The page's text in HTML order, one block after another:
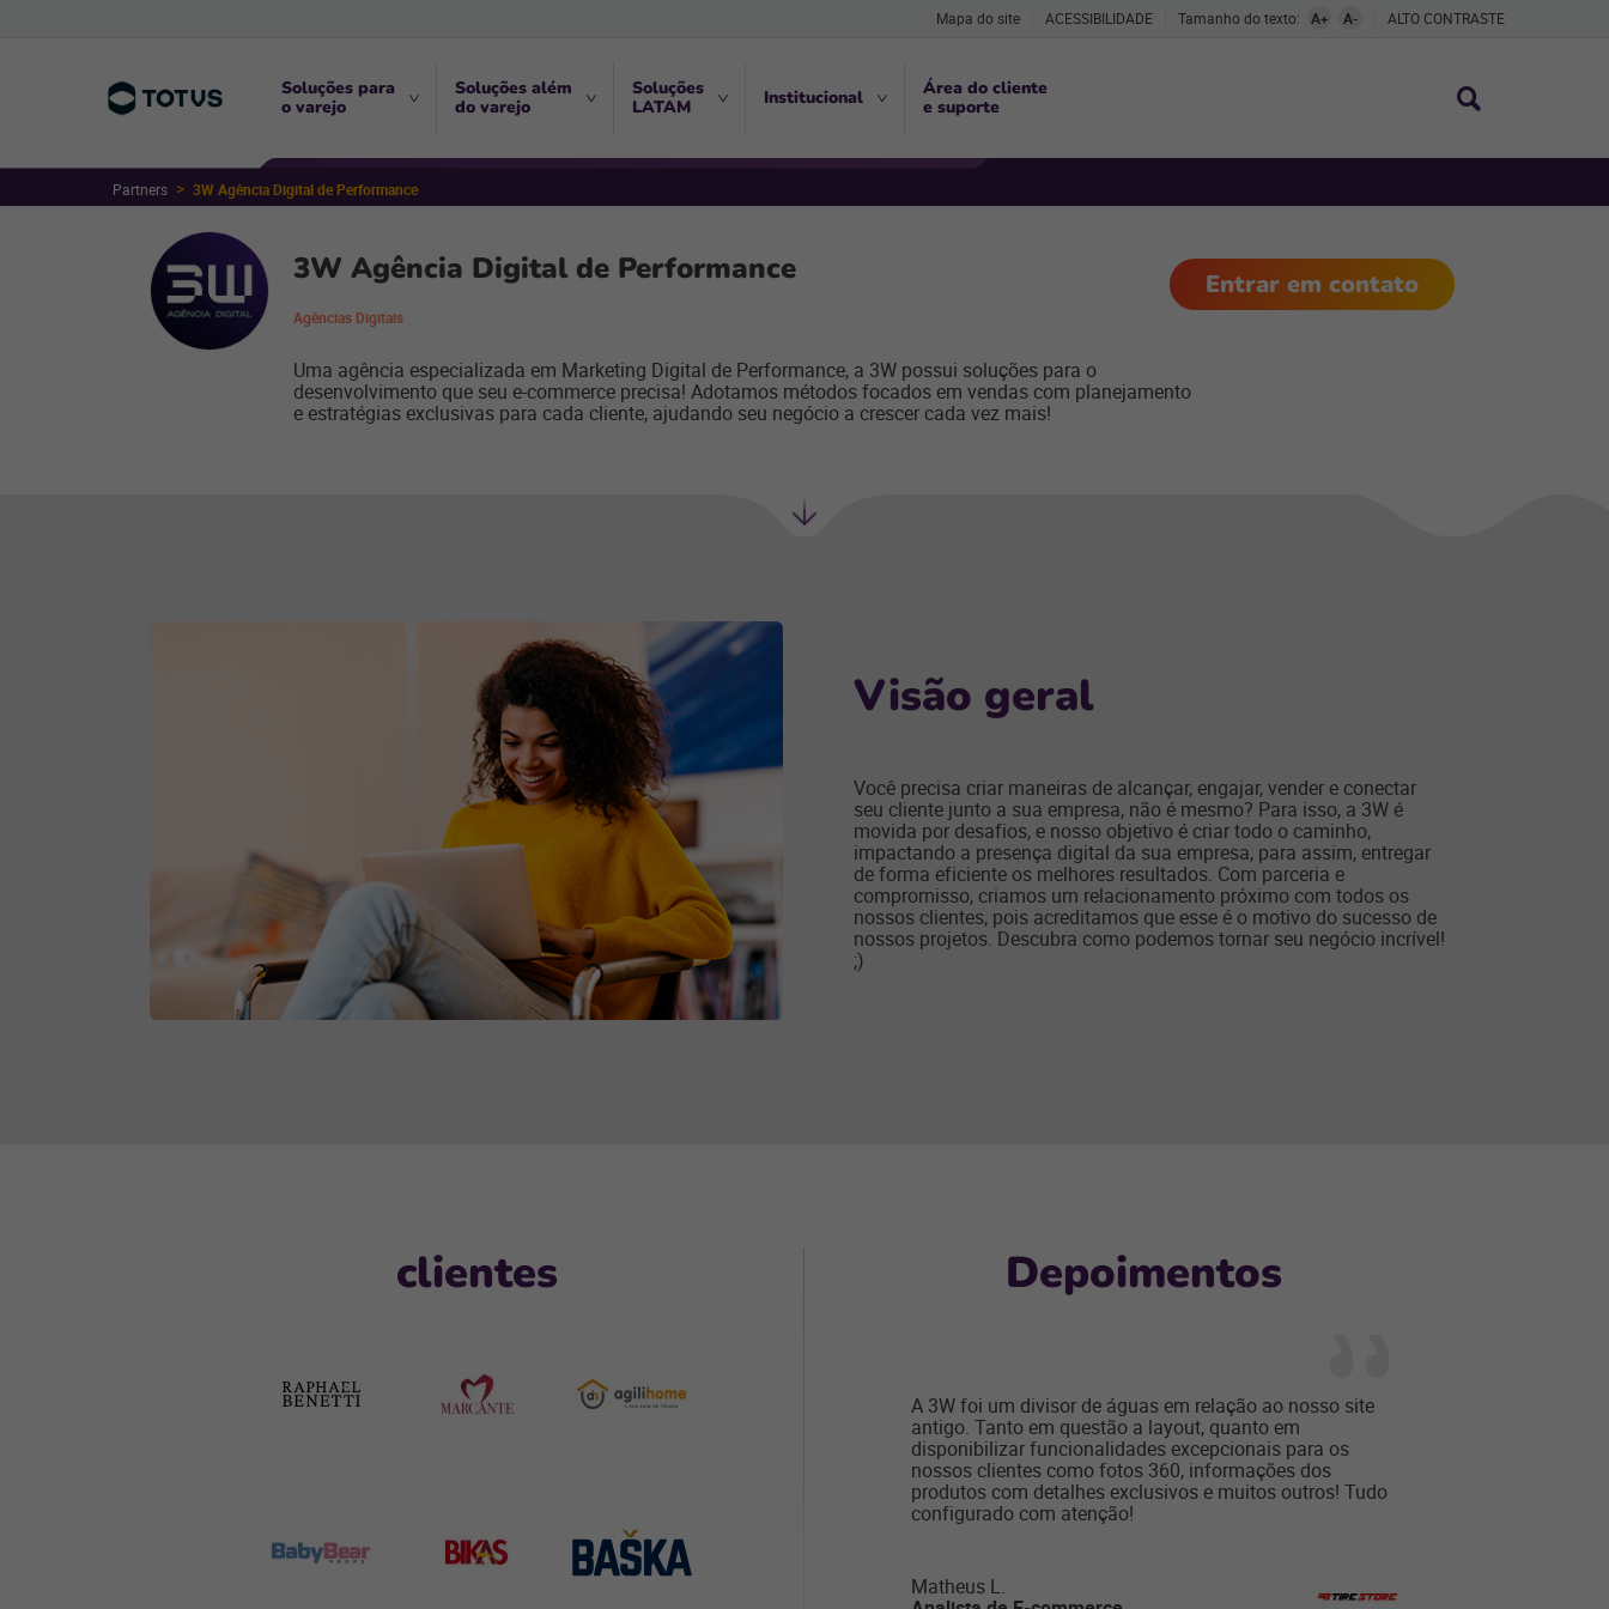
Mapa do site ACESSIBILIDADE Tamanho do texto: A+ A- ALTO CONTRASTE
Soluções para
o varejo
Soluções além
do varejo
Soluções
LATAM
Institucional
Área do cliente
e suporte
Partners 3W Agência Digital de Performance
3W Agência Digital de Performance
Agências Digitais
Uma agência especializada em Marketing Digital de Performance, a 3W possui soluções para o
desenvolvimento que seu e-commerce precisa! Adotamos métodos focados em vendas com planejamento
e estratégias exclusivas para cada cliente, ajudando seu negócio a crescer cada vez mais!
Entrar em contato
Visão geral
Você precisa criar maneiras de alcançar, engajar, vender e conectar
seu cliente junto a sua empresa, não é mesmo? Para isso, a 3W é
movida por desafios, e nosso objetivo é criar todo o caminho,
impactando a presença digital da sua empresa, para assim, entregar
de forma eficiente os melhores resultados. Com parceria e
compromisso, criamos um relacionamento próximo com todos os
nossos clientes, pois acreditamos que esse é o motivo do sucesso de
nossos projetos. Descubra como podemos tornar seu negócio incrível!
;)
clientes Depoimentos
A 3W foi um divisor de águas em relação ao nosso site
antigo. Tanto em questão a layout, quanto em
disponibilizar funcionalidades excepcionais para os
nossos clientes como fotos 360, informações dos
produtos com detalhes exclusivos e muitos outros! Tudo
configurado com atenção!
Matheus L.